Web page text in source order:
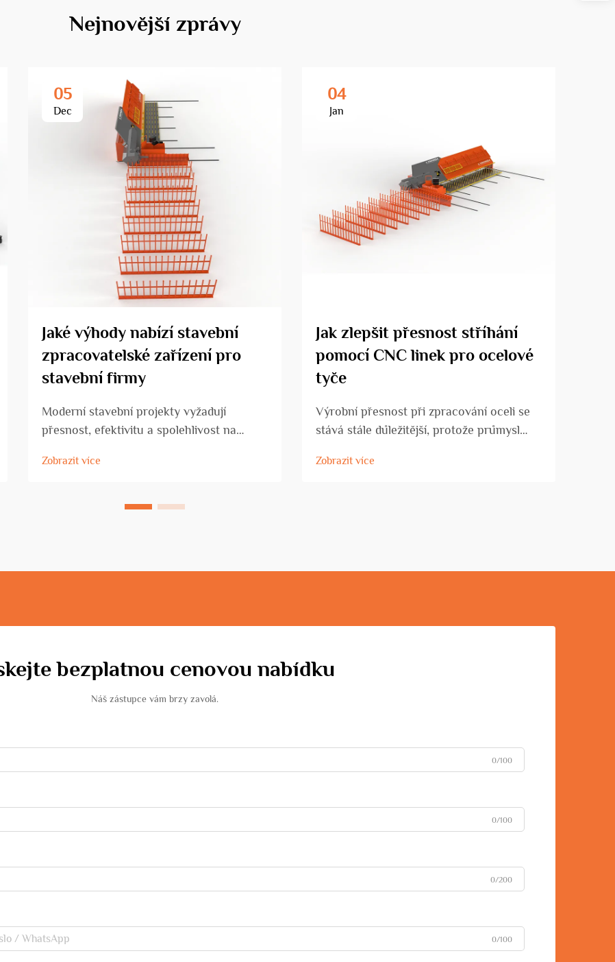
Nejnovější zprávy
05
Dec
Jaké výhody nabízí stavební
zpracovatelské zařízení pro
stavební firmy
Moderní stavební projekty vyžadují
přesnost, efektivitu a spolehlivost na
firmy čelí rostoucímu tlaku, aby dodaly
termínech, a zároveň zachovaly
Zobrazit více
04
Jan
Jak zlepšit přesnost stříhání
pomocí CNC linek pro ocelové
tyče
Výrobní přesnost při zpracování oceli se
stává stále důležitější, protože průmysl
tolerance. CNC linky pro ocelové tyče
Zobrazit více
bezplatnou cenovou nabídku
Náš zástupce vám brzy zavolá.
0/100
0/100
0/200
0/100